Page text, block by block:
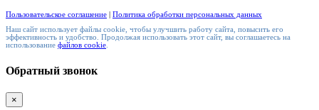
Пользовательское соглашение
Политика обработки персональных данных
Наш сайт использует файлы cookie, чтобы улучшить работу сайта, повысить его
эффективность и удобство. Продолжая использовать этот сайт, вы соглашаетесь на
использование файлов cookie.
Обратный звонок
×